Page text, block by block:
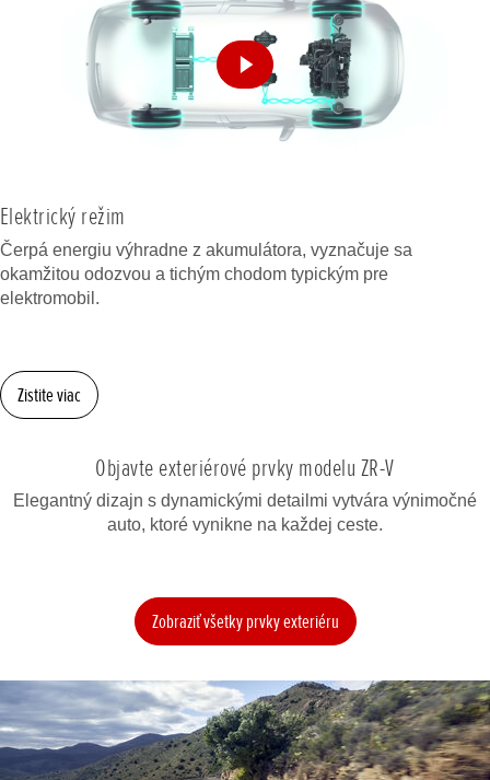
Elektrický režim
Čerpá energiu výhradne z akumulátora, vyznačuje sa
okamžitou odozvou a tichým chodom typickým pre
elektromobil.
Zistite viac
Objavte exteriérové prvky modelu ZR-V
Elegantný dizajn s dynamickými detailmi vytvára výnimočné
auto, ktoré vynikne na každej ceste.
Zobraziť všetky prvky exteriéru